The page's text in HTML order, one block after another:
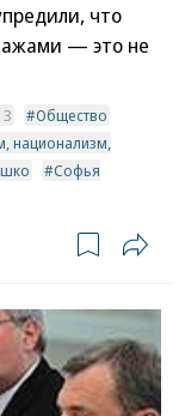
что
— это не
Общество
национализм,
Софья